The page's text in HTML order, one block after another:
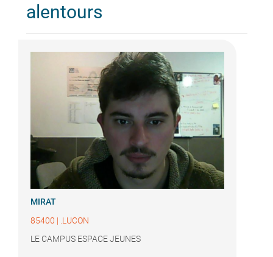
alentours
MIRAT
85400 | .LUCON
LE CAMPUS ESPACE JEUNES